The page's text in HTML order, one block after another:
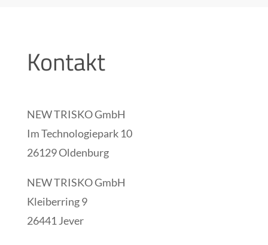
Kontakt
NEW TRISKO GmbH
Im Technologiepark 10
26129 Oldenburg
NEW TRISKO GmbH
Kleiberring 9
26441 Jever